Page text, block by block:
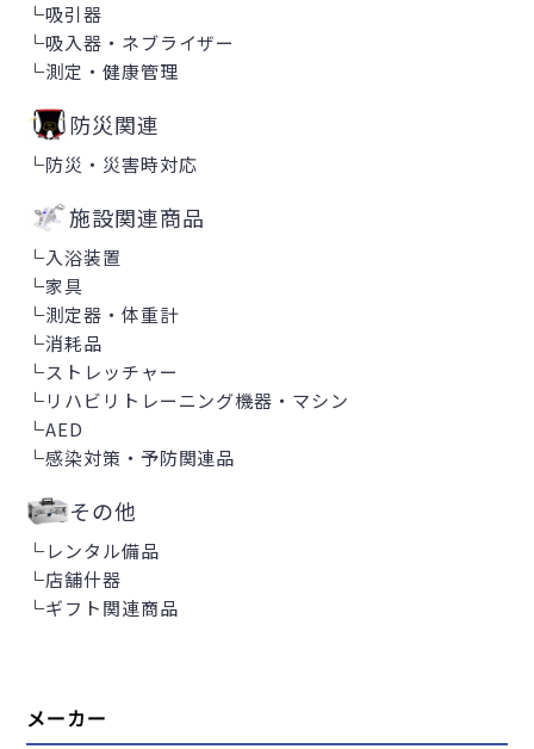
└吸引器
└吸入器・ネブライザー
└測定・健康管理
防災関連
└防災・災害時対応
施設関連商品
└入浴装置
└家具
└測定器・体重計
└消耗品
└ストレッチャー
└リハビリトレーニング機器・マシン
└AED
└感染対策・予防関連品
その他
└レンタル備品
└店舗什器
└ギフト関連商品
メーカー